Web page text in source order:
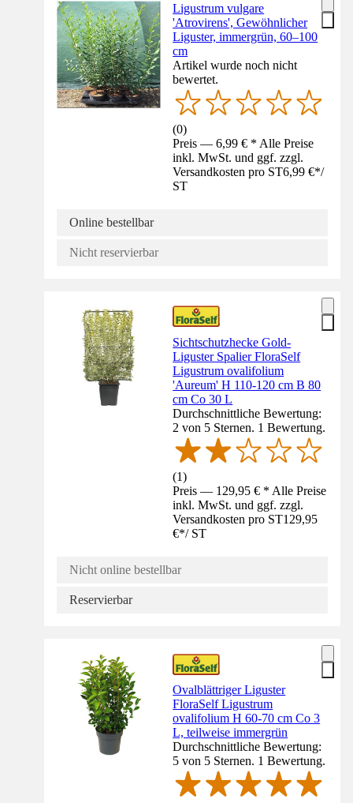
Ligustrum vulgare
'Atrovirens', Gewöhnlicher
Liguster, immergrün, 60–100
cm
Artikel wurde noch nicht
bewertet.
(0)
Preis — 6,99 € * Alle Preise
inkl. MwSt. und ggf. zzgl.
Versandkosten pro ST6,99 €*/
ST
Online bestellbar
Nicht reservierbar
Sichtschutzhecke Gold-
Liguster Spalier FloraSelf
Ligustrum ovalifolium
'Aureum' H 110-120 cm B 80
cm Co 30 L
Durchschnittliche Bewertung:
2 von 5 Sternen. 1 Bewertung.
(1)
Preis — 129,95 € * Alle Preise
inkl. MwSt. und ggf. zzgl.
Versandkosten pro ST129,95
€*/ ST
Nicht online bestellbar
Reservierbar
Ovalblättriger Liguster
FloraSelf Ligustrum
ovalifolium H 60-70 cm Co 3
L, teilweise immergrün
Durchschnittliche Bewertung:
5 von 5 Sternen. 1 Bewertung.